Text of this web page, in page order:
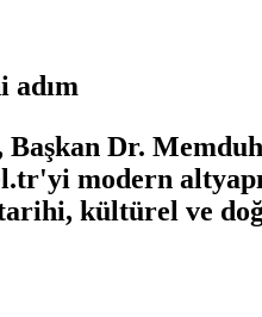
adım
Dr.
modern
kültürel ve